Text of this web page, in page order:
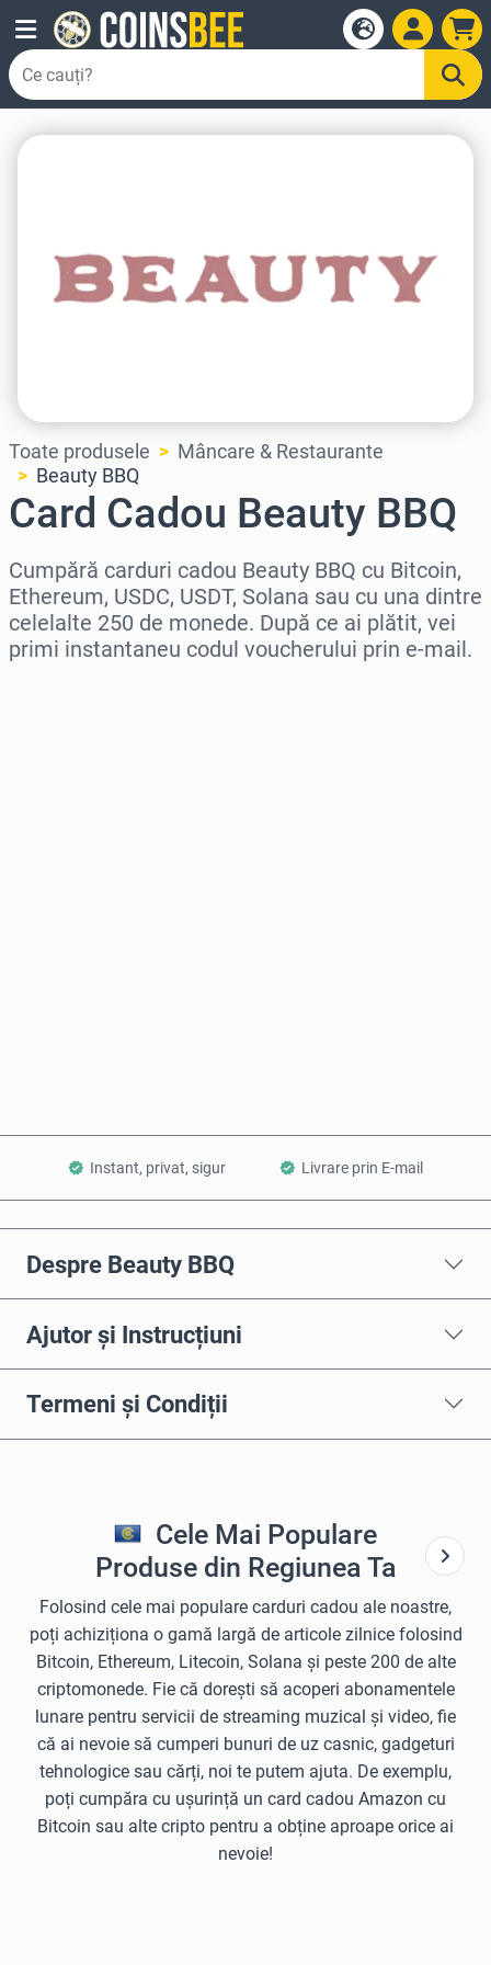
Toate produsele
Mâncare & Restaurante
Beauty BBQ
Card Cadou Beauty BBQ
Cumpără carduri cadou Beauty BBQ cu Bitcoin,
Ethereum, USDC, USDT, Solana sau cu una dintre
celelalte 250 de monede. După ce ai plătit, vei
primi instantaneu codul voucherului prin e-mail.
Instant, privat, sigur Livrare prin E-mail
Despre Beauty BBQ
Ajutor și Instrucțiuni
Termeni și Condiții
Cele Mai Populare
Produse din Regiunea Ta
Folosind cele mai populare carduri cadou ale noastre,
poți achiziționa o gamă largă de articole zilnice folosind
Bitcoin, Ethereum, Litecoin, Solana și peste 200 de alte
criptomonede. Fie că dorești să acoperi abonamentele
lunare pentru servicii de streaming muzical și video, fie
că ai nevoie să cumperi bunuri de uz casnic, gadgeturi
tehnologice sau cărți, noi te putem ajuta. De exemplu,
poți cumpăra cu ușurință un card cadou Amazon cu
Bitcoin sau alte cripto pentru a obține aproape orice ai
nevoie!